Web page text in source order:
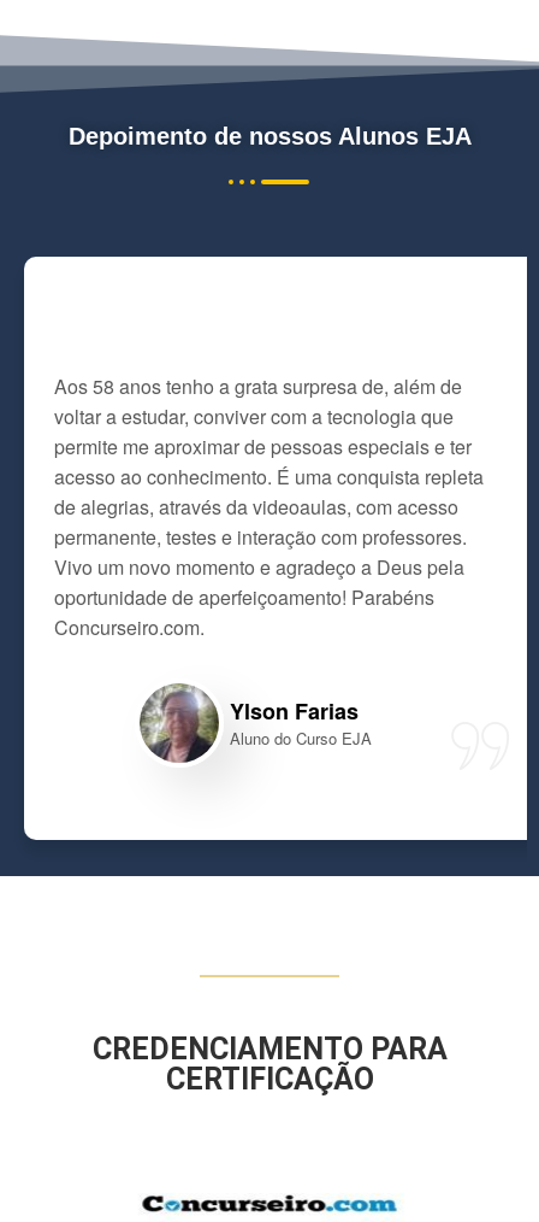
Depoimento de nossos Alunos EJA
Aos 58 anos tenho a grata surpresa de, além de
voltar a estudar, conviver com a tecnologia que
permite me aproximar de pessoas especiais e ter
acesso ao conhecimento. É uma conquista repleta
de alegrias, através da videoaulas, com acesso
permanente, testes e interação com professores.
Vivo um novo momento e agradeço a Deus pela
oportunidade de aperfeiçoamento! Parabéns
Concurseiro.com.
Ylson Farias
Aluno do Curso EJA
CREDENCIAMENTO PARA
CERTIFICAÇÃO